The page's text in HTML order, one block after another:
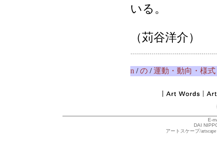
いる。
（苅谷洋介）
n /の/運動・動向・様式
E-
DAI
アートスケープ/